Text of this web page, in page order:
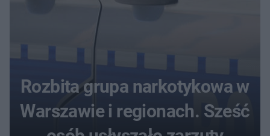
Rozbita grupa narkotykowa w
Warszawie i regionach. Sześć